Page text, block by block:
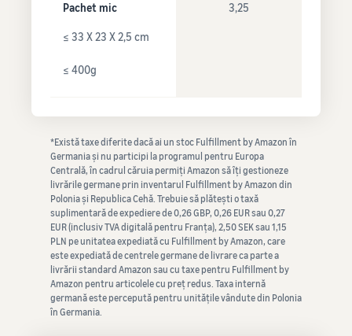
Pachet mic
≤ 33 X 23 X 2,5 cm
≤ 400g
3,25
*Există taxe diferite dacă ai un stoc Fulfillment by Amazon în
Germania și nu participi la programul pentru Europa
Centrală, în cadrul căruia permiți Amazon să îți gestioneze
livrările germane prin inventarul Fulfillment by Amazon din
Polonia și Republica Cehă. Trebuie să plătești o taxă
suplimentară de expediere de 0,26 GBP, 0,26 EUR sau 0,27
EUR (inclusiv TVA digitală pentru Franța), 2,50 SEK sau 1,15
PLN pe unitatea expediată cu Fulfillment by Amazon, care
este expediată de centrele germane de livrare ca parte a
livrării standard Amazon sau cu taxe pentru Fulfillment by
Amazon pentru articolele cu preț redus. Taxa internă
germană este percepută pentru unitățile vândute din Polonia
în Germania.